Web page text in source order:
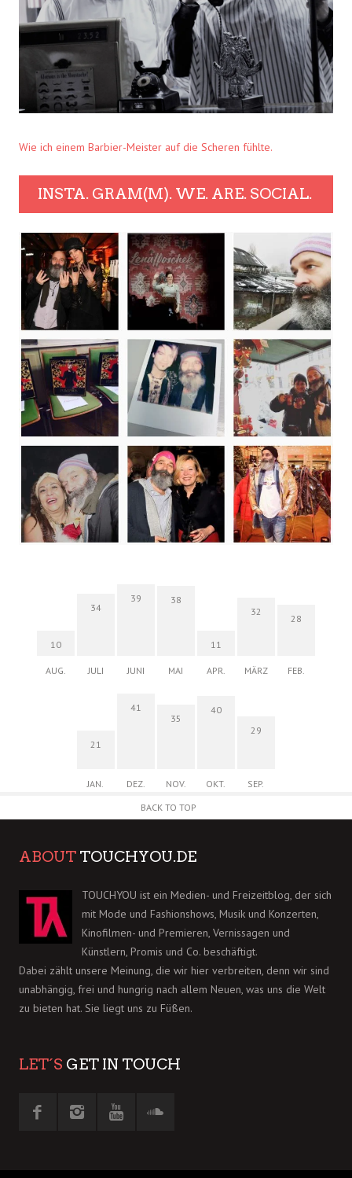
Wie ich einem Barbier-Meister auf die Scheren fühlte.
INSTA. GRAM(M). WE. ARE. SOCIAL.
10
AUG.
34
JULI
39
JUNI
38
MAI
11
APR.
32
MÄRZ
28
FEB.
21
JAN.
41
DEZ.
35
NOV.
40
OKT.
29
SEP.
BACK TO TOP
ABOUT TOUCHYOU.DE
TOUCHYOU ist ein Medien- und Freizeitblog, der sich
mit Mode und Fashionshows, Musik und Konzerten,
Kinofilmen- und Premieren, Vernissagen und
Künstlern, Promis und Co. beschäftigt.
Dabei zählt unsere Meinung, die wir hier verbreiten, denn wir sind
unabhängig, frei und hungrig nach allem Neuen, was uns die Welt
zu bieten hat. Sie liegt uns zu Füßen.
LET´S GET IN TOUCH